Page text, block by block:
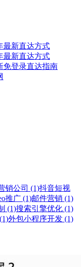
最新直达方式
最新直达方式
免登录直达指南
销公司 (1)抖音短视
推广 (1)邮件营销 (1)
(1)搜索引擎优化 (1)
外包小程序开发 (1)